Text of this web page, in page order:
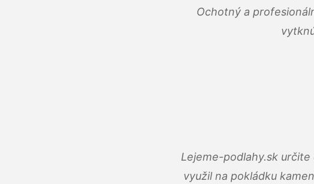
Ochotný a
Lejeme-podlahy.sk
využil na pokládku